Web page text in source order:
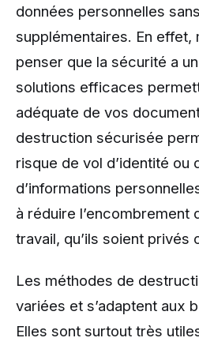
données personnelles
supplémentaires. En effet,
penser que la sécurité a
solutions efficaces
adéquate de vos
destruction sécurisée
risque de vol d’identité ou
d’informations
à réduire l’encombrement
travail, qu’ils soient privés
Les méthodes de
variées et s’adaptent aux
Elles sont surtout très